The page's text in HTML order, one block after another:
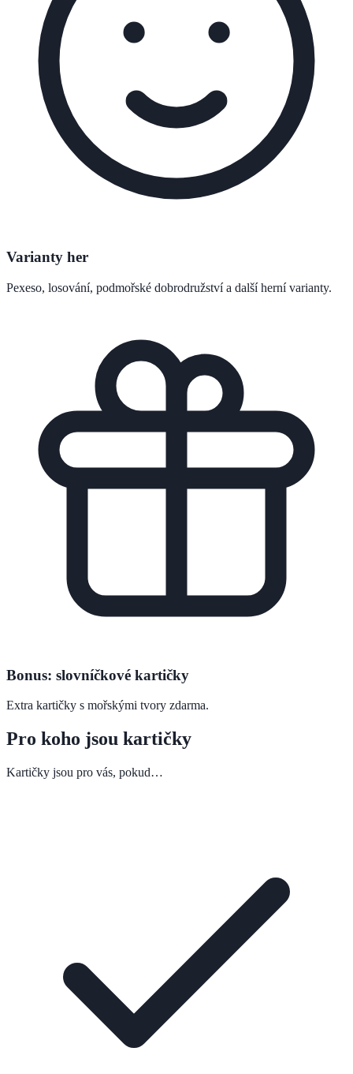
Varianty her
Pexeso, losování, podmořské dobrodružství a další herní varianty.
Bonus: slovníčkové kartičky
Extra kartičky s mořskými tvory zdarma.
Pro koho jsou kartičky
Kartičky jsou pro vás, pokud…